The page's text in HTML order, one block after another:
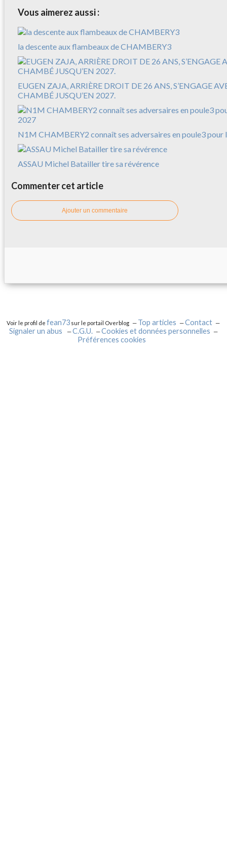
Vous aimerez aussi :
la descente aux flambeaux de CHAMBERY3
EUGEN ZAJA, ARRIÈRE DROIT DE 26 ANS, S’ENGAGE
CHAMBÉ JUSQU’EN 2027.
N1M CHAMBERY2 connaît ses adversaires en poule3 pour
ASSAU Michel Batailler tire sa révérence
Commenter cet article
Ajouter un commentaire
Voir le profil defean73 sur le portail Overblog Top articles
Contact
Signaler un abus
C.G.U.
Cookies et données personnelles
Préférences cookies